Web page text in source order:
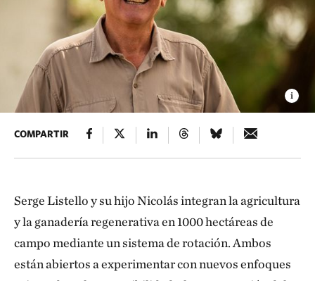
COMPARTIR
Serge Listello y su hijo Nicolás integran la agricultura
y la ganadería regenerativa en 1000 hectáreas de
campo mediante un sistema de rotación. Ambos
están abiertos a experimentar con nuevos enfoques